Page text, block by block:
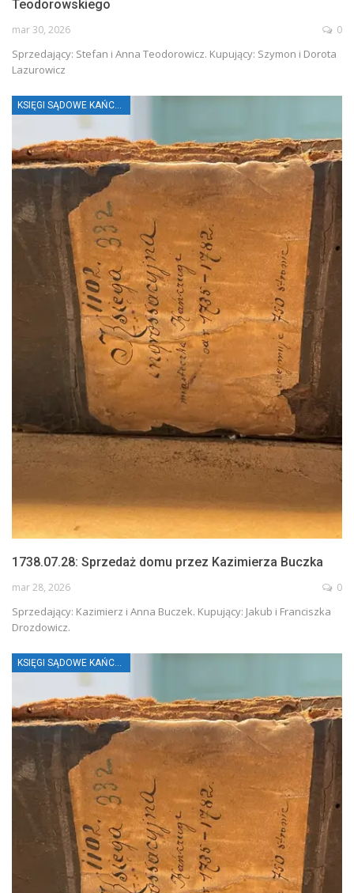
Teodorowskiego
mar 30, 2026 0
Sprzedający: Stefan i Anna Teodorowicz. Kupujący: Szymon i Dorota
Lazurowicz
KSIĘGI SĄDOWE KAŃCZUGI
1738.07.28: Sprzedaż domu przez Kazimierza Buczka
mar 28, 2026 0
Sprzedający: Kazimierz i Anna Buczek. Kupujący: Jakub i Franciszka
Drozdowicz.
KSIĘGI SĄDOWE KAŃCZUGI